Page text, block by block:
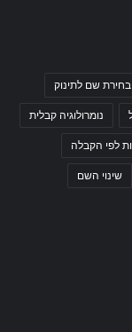
בחירת שם לתינוק
נומרולוגיה קבלית
לפי הקבלה
שינוי השם